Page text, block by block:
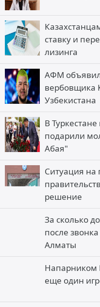
ставку и
лизинга
АФМ
вербовщика
Узбекистана
В
подарили
Абая"
Ситуация на
решение
За сколько
после
Алматы
Напарником
еще один